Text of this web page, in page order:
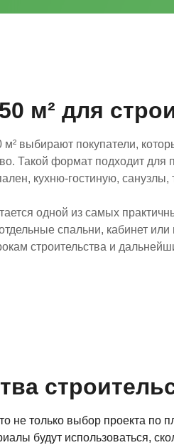
выбирают покупатели,
Такой формат подходит
кухню-гостиную,
одной из самых
спальни, кабинет
строительства и
м² для
не только выбор проекта по
будут использоваться,